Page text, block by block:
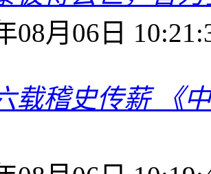
08月06日
载稽史传薪 《